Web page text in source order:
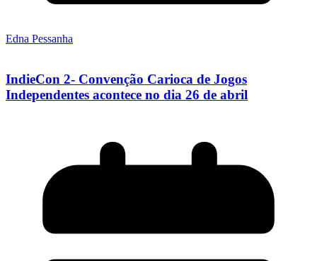
Edna Pessanha
IndieCon 2- Convenção Carioca de Jogos
Independentes acontece no dia 26 de abril